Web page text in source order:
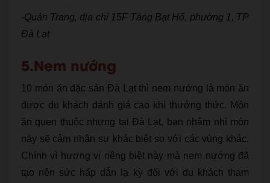
-Quán Trang, địa chỉ 15F Tăng Bạt Hổ, phường 1, TP
Đà Lạt
5.Nem nướng
10 món ăn đặc sản Đà Lạt thì nem nướng là món ăn
được du khách đánh giá cao khi thưởng thức. Món
ăn quen thuộc nhưng tại Đà Lạt, bạn nhâm nhi món
này sẽ cảm nhận sự khác biệt so với các vùng khác.
Chính vì hương vị riêng biệt này mà nem nướng đã
tạo nên sức hấp dẫn lạ kỳ đối với du khách tham